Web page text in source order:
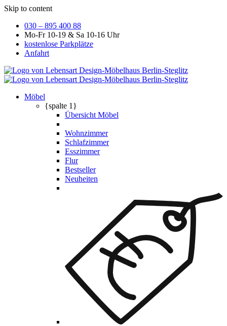
Skip to content
030 – 895 400 88
Mo-Fr 10-19 & Sa 10-16 Uhr
kostenlose Parkplätze
Anfahrt
Möbel
{spalte 1}
Übersicht Möbel
Wohnzimmer
Schlafzimmer
Esszimmer
Flur
Bestseller
Neuheiten